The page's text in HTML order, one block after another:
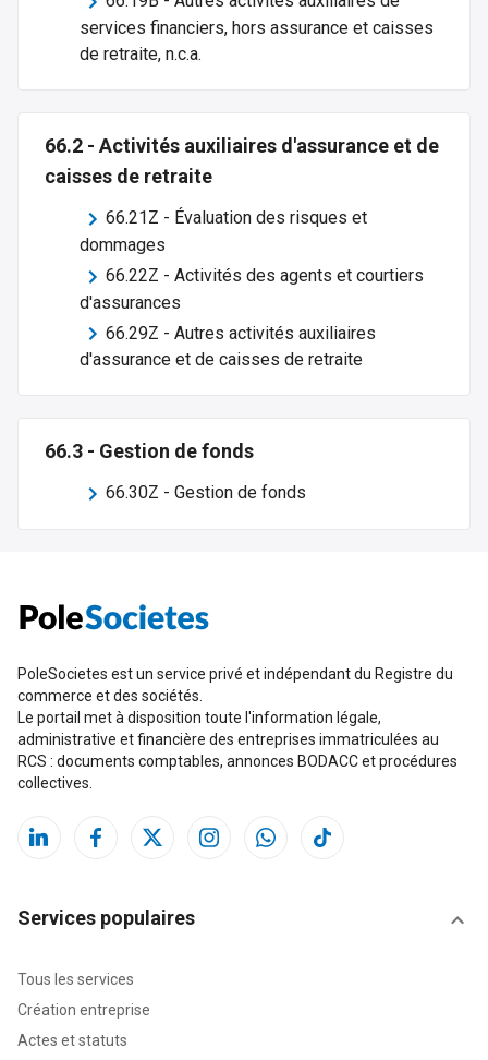
services financiers, hors assurance et caisses
de retraite, n.c.a.
66.2 - Activités auxiliaires d'assurance et de
caisses de retraite
66.21Z - Évaluation des risques et
dommages
66.22Z - Activités des agents et courtiers
d'assurances
66.29Z - Autres activités auxiliaires
d'assurance et de caisses de retraite
66.3 - Gestion de fonds
66.30Z - Gestion de fonds
PoleSocietes est un service privé et indépendant du Registre du
commerce et des sociétés.
Le portail met à disposition toute l'information légale,
administrative et financière des entreprises immatriculées au
RCS : documents comptables, annonces BODACC et procédures
collectives.
Services populaires
Tous les services
Création entreprise
Actes et statuts